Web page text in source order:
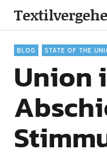
BLOG STATE OF THE
Union